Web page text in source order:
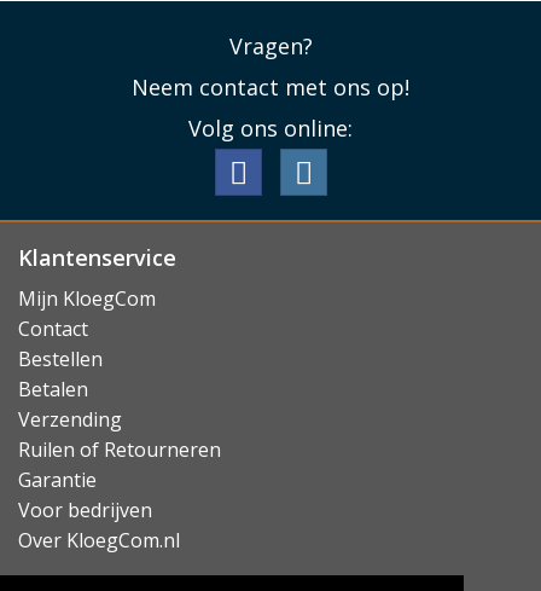
Vragen?
Neem contact met ons op!
Volg ons online:
Klantenservice
Mijn KloegCom
Contact
Bestellen
Betalen
Verzending
Ruilen of Retourneren
Garantie
Voor bedrijven
Over KloegCom.nl